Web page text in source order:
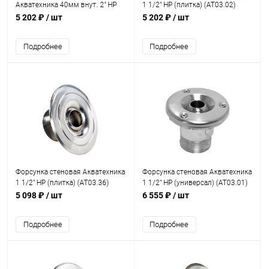
Акватехника 40мм внут. 2" НР
AISI 316 (плитка) (AT03.22M)
5 202 ₽/ шт
Подробнее
1 1/2" НР (плитка) (AT03.02)
5 202 ₽/ шт
Подробнее
Форсунка стеновая Акватехника
1 1/2" НР (плитка) (AT03.36)
5 098 ₽/ шт
Подробнее
Форсунка стеновая Акватехника
1 1/2" НР (универсал) (AT03.01)
6 555 ₽/ шт
Подробнее